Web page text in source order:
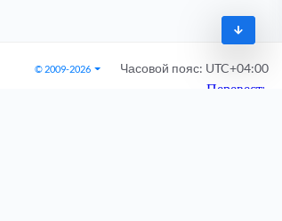
© 2009-2026 Часовой пояс: UTC+04:00